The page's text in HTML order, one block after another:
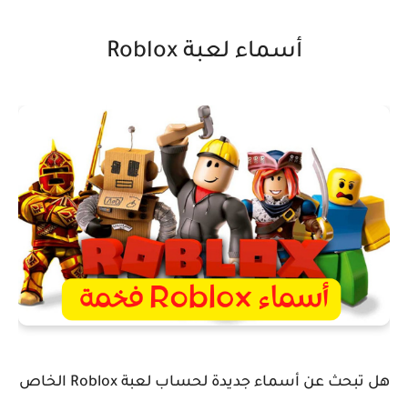
أسماء لعبة Roblox
هل تبحث عن أسماء جديدة لحساب لعبة Roblox الخاص